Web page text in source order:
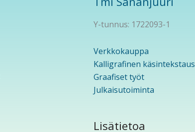
Y-tunnus: 1722093-1
Verkkokauppa
Kalligrafinen käsintekstaus
Graafiset työt
Julkaisutoiminta
Lisätietoa